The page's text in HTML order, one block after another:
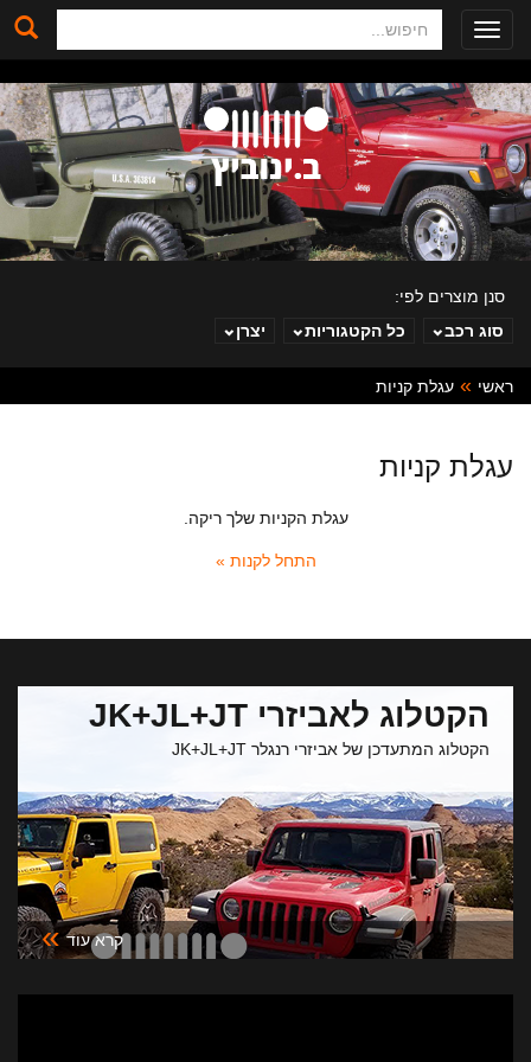
Toggle
navigation
ב. ינוביץ
סנן מוצרים לפי:
סוג רכב
כל הקטגוריות יצרן
ראשי עגלת קניות
עגלת קניות
עגלת הקניות שלך ריקה.
התחל לקנות »
הקטלוג לאביזרי JK+JL+JT
הקטלוג המתעדכן של אביזרי רנגלר JK+JL+JT
קרא עוד »